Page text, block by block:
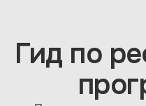
Гид по